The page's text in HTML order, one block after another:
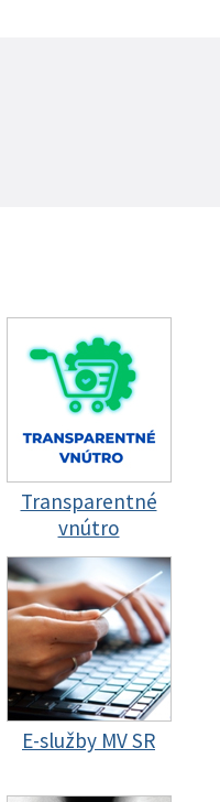
Transparentné
vnútro
E-služby MV SR